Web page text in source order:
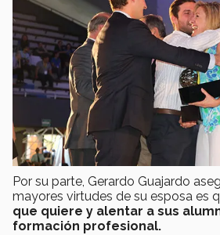
Por su parte, Gerardo Guajardo
mayores virtudes de su esposa es
que quiere y alentar a sus
formación profesional.